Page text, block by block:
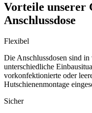
Vorteile unserer
Anschlussdose
Flexibel
Die Anschlussdosen sind
unterschiedliche
vorkonfektionierte oder
Hutschienenmontage
Sicher